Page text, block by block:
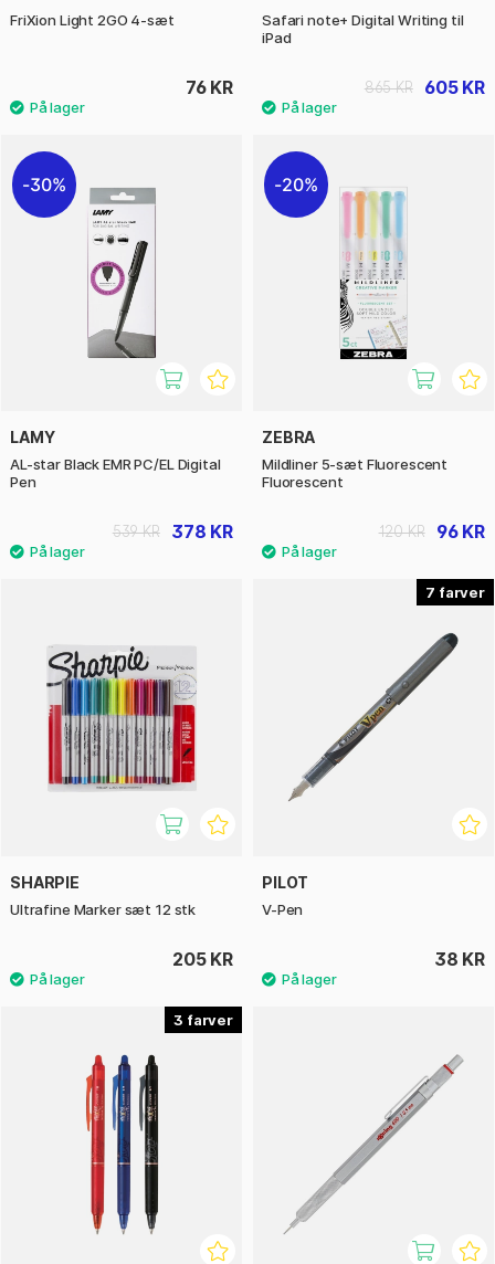
FriXion Light 2GO 4-sæt
76 KR
Safari note+ Digital Writing til
iPad
605 KR
865 KR
30%
LAMY
AL-star Black EMR PC/EL Digital
Pen
378 KR
539 KR
20%
ZEBRA
Mildliner 5-sæt Fluorescent
Fluorescent
96 KR
120 KR
SHARPIE
Ultrafine Marker sæt 12 stk
205 KR
7
PILOT
V-Pen
38 KR
3